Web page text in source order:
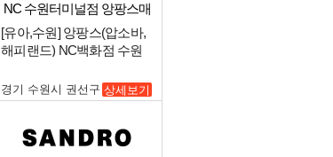
NC 수원터미널점 앙팡스매
장
[유아,수원] 앙팡스(압소바,
해피랜드) NC백화점 수원
구인.
경기 수원시 권선구 상세보기